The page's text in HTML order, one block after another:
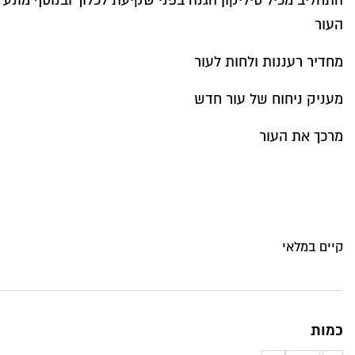
העור
מחדיר רעננות ולחות לעור
מעניק ניחוח של עור חדש
מרכך את העור
קיים במלאי
כמות